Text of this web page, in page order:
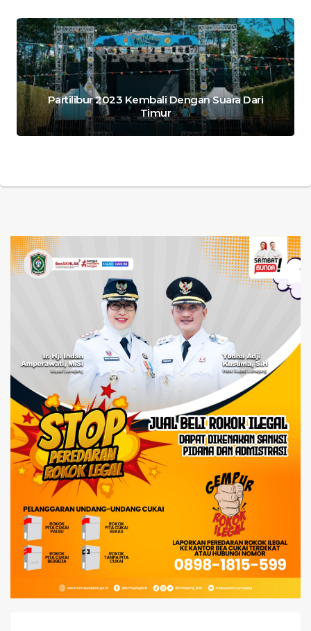
Partilibur 2023 Kembali Dengan Suara Dari
Timur